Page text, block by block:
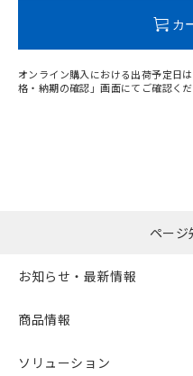
カ
オンライン購入における出荷予定日
格・納期の確認」画面にてご確認くだ
ページ
お知らせ・最新情報
商品情報
ソリューション